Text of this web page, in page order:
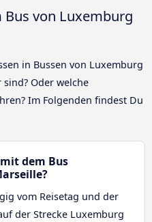
von Luxemburg
in Bussen von Luxemburg
Oder welche
Im Folgenden findest Du
dem Bus
vom Reisetag und der
der Strecke Luxemburg